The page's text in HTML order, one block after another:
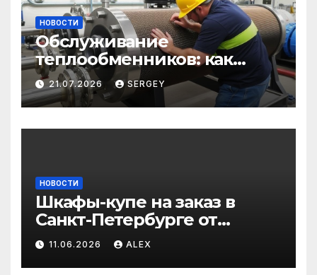
НОВОСТИ
Обслуживание
теплообменников: как
сохранить эффективность
и избежать простоев
21.07.2026 SERGEY
НОВОСТИ
Шкафы-купе на заказ в
Санкт-Петербурге от
производителя по
доступным ценам
11.06.2026 ALEX